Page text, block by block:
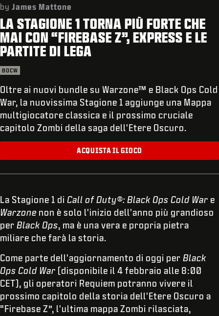
ASSISTENZA
XBOX GAME PASS
ACCEDI |REGISTRATI
by James Mattone
LA STAGIONE 1 TORNA PIÙ FORTE CHE
MAI CON “FIREBASE Z”, EXPRESS E LE
PARTITE DI LEGA
BOCW
Oltre ai nuovi bundle su Warzone™ e Black Ops Cold
War, la nuovissima Stagione 1 aggiunge una Mappa
multigiocatore classica e il prossimo cruciale
capitolo Zombi della saga dell'Etere Oscuro.
ACQUISTA IL GIOCO
La Stagione 1 di Call of Duty®: Black Ops Cold War e
Warzone non è solo l'inizio dell'anno più grandioso
per Black Ops, ma è una vera e propria pietra
miliare che farà la storia.
Come parte dell'aggiornamento di oggi per Black
Ops Cold War (disponibile il 4 febbraio alle 8:00
CET), gli operatori Requiem potranno vivere il
prossimo capitolo della storia dell'Etere Oscuro a
“Firebase Z”, l'ultima mappa Zombi rilasciata,